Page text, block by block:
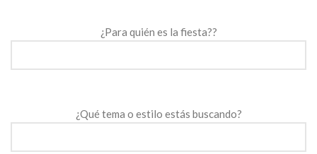
¿Para quién es la fiesta??
¿Qué tema o estilo estás buscando?